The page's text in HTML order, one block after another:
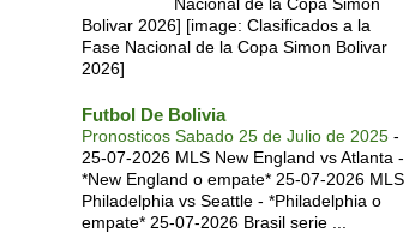
Bolivar 2026] [image: Clasificados a la
Fase Nacional de la Copa Simon Bolivar
2026]
Futbol De Bolivia
Pronosticos Sabado 25 de Julio de 2025 -
25-07-2026 MLS New England vs Atlanta -
*New England o empate* 25-07-2026 MLS
Philadelphia vs Seattle - *Philadelphia o
empate* 25-07-2026 Brasil serie ...